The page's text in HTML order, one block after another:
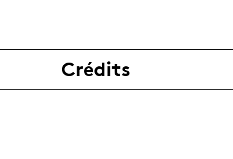
Crédits